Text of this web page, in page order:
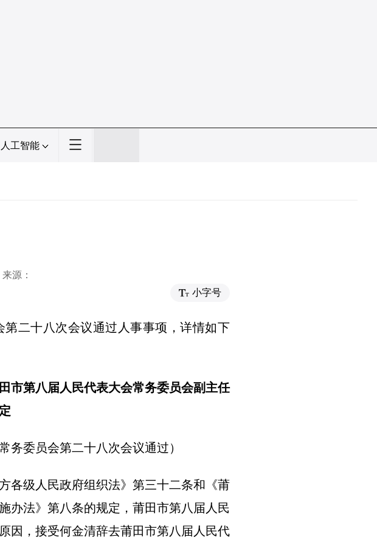
人工智能
源：
小字号
二十八次会议通过人事事项，详情如下
市第八届人民代表大会常务委员会副主任
务委员会第二十八次会议通过）
各级人民政府组织法》第三十二条和《莆
办法》第八条的规定，莆田市第八届人民
因，接受何金清辞去莆田市第八届人民代